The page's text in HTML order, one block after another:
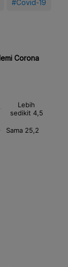
#Covid-19